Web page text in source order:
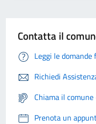
Contatta il
Leggi le
Richiedi
Chiama il
Prenota un